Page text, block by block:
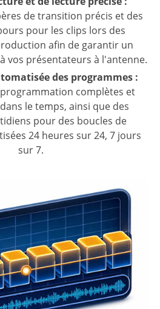
de transition précis et des
pour les clips lors des
afin de garantir un
vos présentateurs à l'antenne.
des programmes :
complètes et
le temps, ainsi que des
pour des boucles de
24 heures sur 24, 7 jours
sur 7.